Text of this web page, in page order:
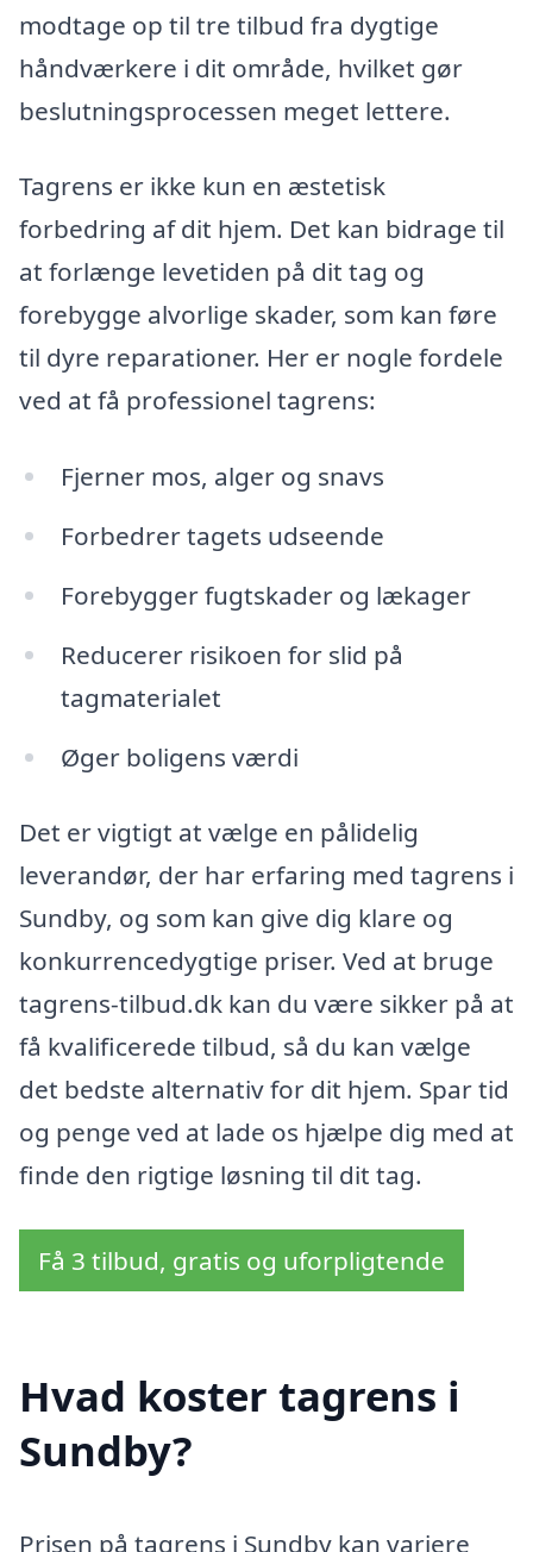
modtage op til tre tilbud fra dygtige
håndværkere i dit område, hvilket gør
beslutningsprocessen meget lettere.
Tagrens er ikke kun en æstetisk
forbedring af dit hjem. Det kan bidrage til
at forlænge levetiden på dit tag og
forebygge alvorlige skader, som kan føre
til dyre reparationer. Her er nogle fordele
ved at få professionel tagrens:
Fjerner mos, alger og snavs
Forbedrer tagets udseende
Forebygger fugtskader og lækager
Reducerer risikoen for slid på
tagmaterialet
Øger boligens værdi
Det er vigtigt at vælge en pålidelig
leverandør, der har erfaring med tagrens i
Sundby, og som kan give dig klare og
konkurrencedygtige priser. Ved at bruge
tagrens-tilbud.dk kan du være sikker på at
få kvalificerede tilbud, så du kan vælge
det bedste alternativ for dit hjem. Spar tid
og penge ved at lade os hjælpe dig med at
finde den rigtige løsning til dit tag.
Få 3 tilbud, gratis og uforpligtende
Hvad koster tagrens i
Sundby?
Prisen på tagrens i Sundby kan variere